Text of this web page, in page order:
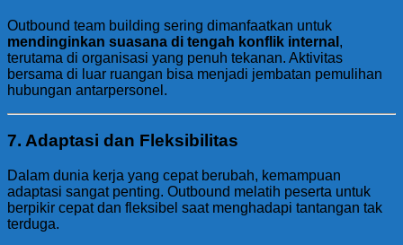
Outbound team building sering dimanfaatkan untuk
mendinginkan suasana di tengah konflik internal ,
terutama di organisasi yang penuh tekanan. Aktivitas
bersama di luar ruangan bisa menjadi jembatan pemulihan
hubungan antarpersonel.
7. Adaptasi dan Fleksibilitas
Dalam dunia kerja yang cepat berubah, kemampuan
adaptasi sangat penting. Outbound melatih peserta untuk
berpikir cepat dan fleksibel saat menghadapi tantangan tak
terduga.